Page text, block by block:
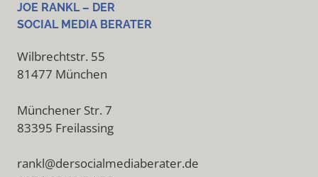
JOE RANKL – DER
SOCIAL MEDIA BERATER
Wilbrechtstr. 55
81477 München
Münchener Str. 7
83395 Freilassing
rankl@dersocialmediaberater.de